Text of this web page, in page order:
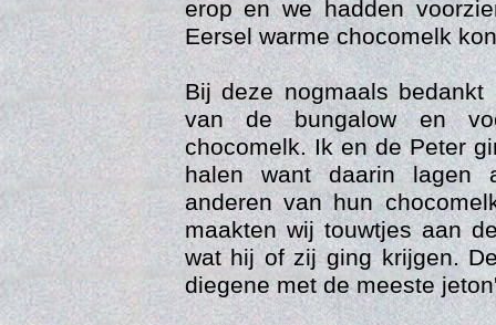
erop en we hadden
Eersel warme chocomelk
Bij deze nogmaals
van de bungalow en
chocomelk. Ik en de Peter
halen want daarin lagen
anderen van hun
maakten wij touwtjes aan
wat hij of zij ging krijgen.
diegene met de meeste